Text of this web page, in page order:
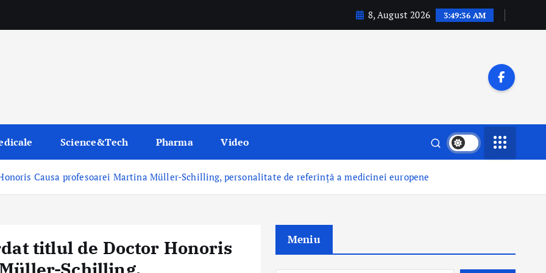
8, August 2026 3:49:37 AM
Science&Tech Pharma Video
Causa profesoarei Martina Müller-Schilling, personalitate de referință a medicinei europene
titlul de Doctor Honoris
Meniu